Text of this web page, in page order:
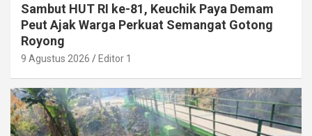
Sambut HUT RI ke-81, Keuchik Paya Demam
Peut Ajak Warga Perkuat Semangat Gotong
Royong
9 Agustus 2026 Editor 1